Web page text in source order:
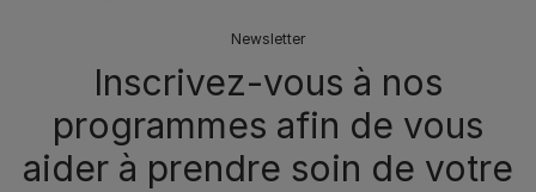
Newsletter
Inscrivez-vous à nos
programmes afin de vous
aider à prendre soin de votre